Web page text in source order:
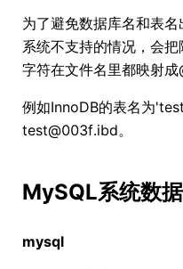
为了避免数据库名和表
系统不支持的情况，会
字符在文件名里都映射成
例如InnoDB的表名为
test@003f.ibd。
MySQL系统数
mysql